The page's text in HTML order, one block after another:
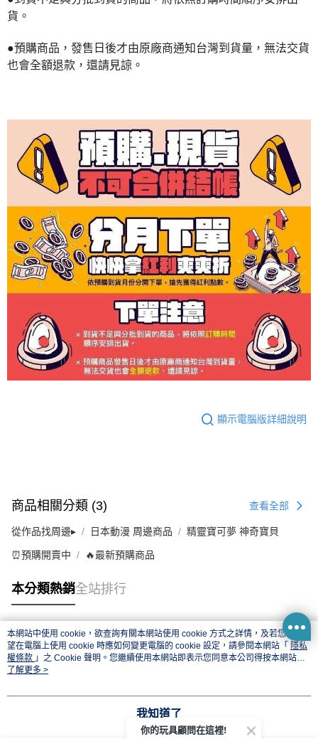
貨。
●預購商品，發售日後才由原廠商通知台灣到貨量，無法交貨
也會全額退款，還請見諒。
顯示電腦版詳細說明
商品相關分類 (3) 查看全部
從作品找周邊▸ 日本動漫 周邊商品 精靈寶可夢 神奇寶貝
⏰預購開賣中 🔥最新預購商品
本分類熱銷全站排行
熱門標籤
本網站中使用 cookie，欲查詢有關本網站使用 cookie 方式之詳情，及若您不希
望在電腦上使用 cookie 時應如何變更電腦的 cookie 設定，請參閱本網站「 隱私
權條款 」之 Cookie 聲明。您繼續使用本網站即表示您同意本公司得按本網站使
用條款之 Cookie 聲明使用 cookie。
了解更多 >
我知道了
你的玩具顧問在這裡!